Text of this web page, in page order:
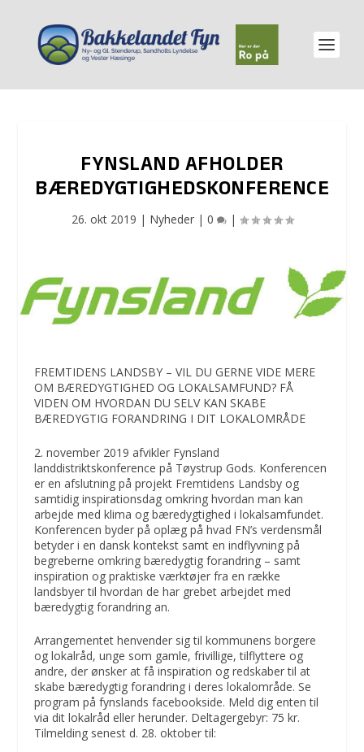
FYNSLAND AFHOLDER
BÆREDYGTIGHEDSKONFERENCE
26. okt 2019 | Nyheder| 0 |
FREMTIDENS LANDSBY – VIL DU GERNE VIDE MERE
OM BÆREDYGTIGHED OG LOKALSAMFUND? FÅ
VIDEN OM HVORDAN DU SELV KAN SKABE
BÆREDYGTIG FORANDRING I DIT LOKALOMRÅDE
2. november 2019 afvikler Fynsland
landdistriktskonference på Tøystrup Gods. Konferencen
er en afslutning på projekt Fremtidens Landsby og
samtidig inspirationsdag omkring hvordan man kan
arbejde med klima og bæredygtighed i lokalsamfundet.
Konferencen byder på oplæg på hvad FN’s verdensmål
betyder i en dansk kontekst samt en indflyvning på
begreberne omkring bæredygtig forandring – samt
inspiration og praktiske værktøjer fra en række
landsbyer til hvordan de har grebet arbejdet med
bæredygtig forandring an.
Arrangementet henvender sig til kommunens borgere
og lokalråd, unge som gamle, frivillige, tilflyttere og
andre, der ønsker at få inspiration og redskaber til at
skabe bæredygtig forandring i deres lokalområde. Se
program på fynslands facebookside. Meld dig enten til
via dit lokalråd eller herunder. Deltagergebyr: 75 kr.
Tilmelding senest d. 28. oktober til: